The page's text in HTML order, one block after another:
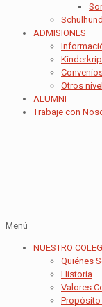
Schulhund
ADMISIONES
Otros
ALUMNI
Trabaje con
Menú
NUESTRO
Quiénes
Historia
Valores
Propósito